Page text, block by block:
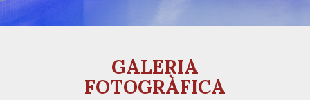
GALERIA
FOTOGRÀFICA